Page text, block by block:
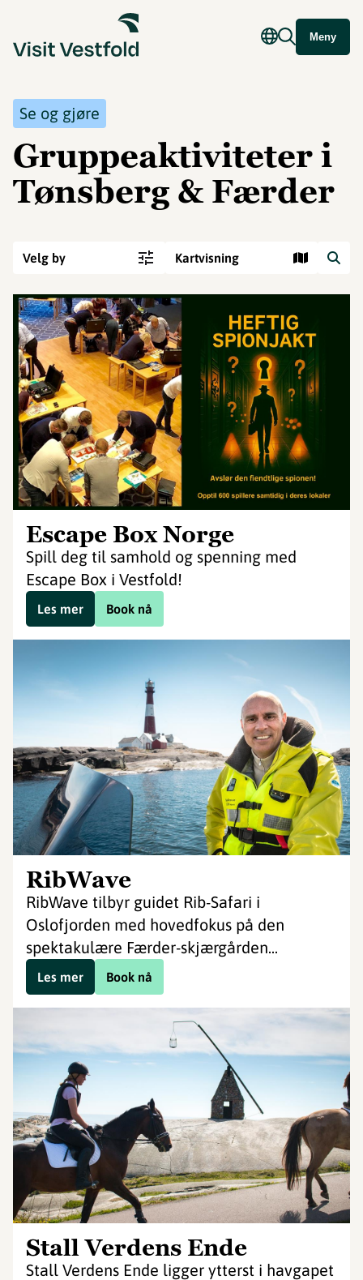
Meny
Se og gjøre
Gruppeaktiviteter i
Tønsberg & Færder
Velg by Kartvisning
Escape Box Norge
Spill deg til samhold og spenning med
Escape Box i Vestfold!
Book nå
Les mer
RibWave
RibWave tilbyr guidet Rib-Safari i
Oslofjorden med hovedfokus på den
spektakulære Færder-skjærgården...
Book nå
Les mer
Stall Verdens Ende
Stall Verdens Ende ligger ytterst i havgapet